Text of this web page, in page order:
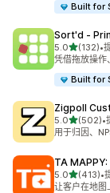
Built for
Sort'd ‑
5.0星（满分
(132)
总共 132 条•
凭借拖放操作
Built for
Zigpoll
5.0星（满分
(502)
总共 502 条•
用于归因、
TA
5.0星（满分
(413)
总共 413 条•
让客户在地图